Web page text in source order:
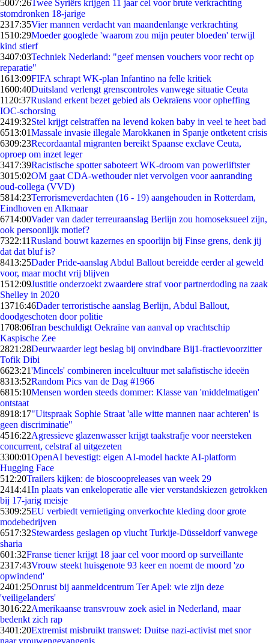
5007:26Twee Syriërs krijgen 11 jaar cel voor brute verkrachting
stomdronken 18-jarige
2317:35Vier mannen verdacht van maandenlange verkrachting
1510:29Moeder googlede 'waarom zou mijn peuter bloeden' terwijl
kind stierf
3407:03Techniek Nederland: "geef mensen vouchers voor recht op
reparatie"
1613:09FIFA schrapt WK-plan Infantino na felle kritiek
1600:40Duitsland verlengt grenscontroles vanwege situatie Ceuta
11 20:37Rusland erkent bezet gebied als Oekraïens voor opheffing
IOC-schorsing
2419:32Stel krijgt celstraffen na levend koken baby in veel te heet bad
6513:01Massale invasie illegale Marokkanen in Spanje ontketent crisis
6309:23Recordaantal migranten bereikt Spaanse exclave Ceuta,
oproep om inzet leger
3417:39Racistische spotter saboteert WK-droom van powerliftster
3015:02OM gaat CDA-wethouder niet vervolgen voor aanranding
oud-collega (VVD)
5814:23Terrorismeverdachten (16 - 19) aangehouden in Rotterdam,
Eindhoven en Alkmaar
6714:00Vader van dader terreuraanslag Berlijn zou homoseksueel zijn,
ook persoonlijk motief?
7322:11Rusland bouwt kazernes en spoorlijn bij Finse grens, denk jij
dat dat bluf is?
8413:25Dader Pride-aanslag Abdul Ballout bereidde eerder al geweld
voor, maar mocht vrij blijven
1512:09Justitie onderzoekt zwaardere straf voor partnerdoding na zaak
Shelley in 2020
13716:46Dader terroristische aanslag Berlijn, Abdul Ballout,
doodgeschoten door politie
1708:06Iran beschuldigt Oekraïne van aanval op vrachtschip
Kaspische Zee
2821:28Deurwaarder legt beslag bij onvindbare Bij1-fractievoorzitter
Tofik Dibi
6623:21'Mincels' combineren incelcultuur met salafistische ideeën
8313:52Random Pics van de Dag #1966
6815:10Mensen worden steeds dommer: Klasse van 'middelmatigen'
ontstaat
8918:17"Uitspraak Sophie Straat 'alle witte mannen naar achteren' is
geen discriminatie"
4516:22Agressieve glazenwasser krijgt taakstrafje voor neersteken
concurrent, celstraf al uitgezeten
3300:01OpenAI bevestigt: eigen AI-model hackte AI-platform
Hugging Face
512:20Trailers kijken: de bioscoopreleases van week 29
2414:41In plaats van enkeloperatie alle vier verstandskiezen getrokken
bij 17-jarig meisje
5309:25EU verbiedt vernietiging onverkochte kleding door grote
modebedrijven
6517:32Stewardess geslagen op vlucht Turkije-Düsseldorf vanwege
sharia
601:32Franse tiener krijgt 18 jaar cel voor moord op surveillante
2317:43Vrouw steekt huisgenote 93 keer en noemt de moord 'zo
opwindend'
2401:25Onrust bij aanmeldcentrum Ter Apel: wie zijn deze
'veiligelanders'
3016:22Amerikaanse transvrouw zoek asiel in Nederland, maar
bedenkt zich rap
3401:20Extremist misbruikt transwet: Duitse nazi-activist met snor
naar vrouwengevangenis